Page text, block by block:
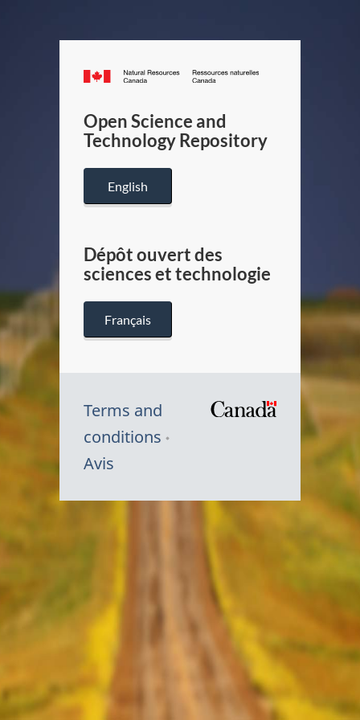
Canada.ca
/
Canada
Open Science and
Technology Repository
English
Dépôt ouvert des
sciences et technologie
Français
Terms and
conditions
Avis
Symbole
Canada